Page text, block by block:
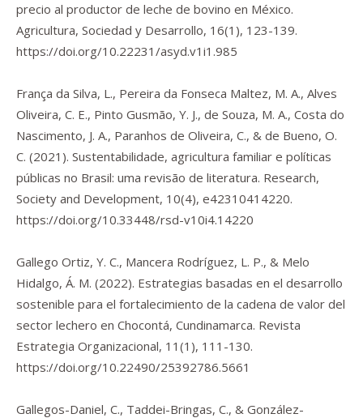
precio al productor de leche de bovino en México.
Agricultura, Sociedad y Desarrollo, 16(1), 123-139.
https://doi.org/10.22231/asyd.v1i1.985
França da Silva, L., Pereira da Fonseca Maltez, M. A., Alves
Oliveira, C. E., Pinto Gusmão, Y. J., de Souza, M. A., Costa do
Nascimento, J. A., Paranhos de Oliveira, C., & de Bueno, O.
C. (2021). Sustentabilidade, agricultura familiar e políticas
públicas no Brasil: uma revisão de literatura. Research,
Society and Development, 10(4), e42310414220.
https://doi.org/10.33448/rsd-v10i4.14220
Gallego Ortiz, Y. C., Mancera Rodríguez, L. P., & Melo
Hidalgo, Á. M. (2022). Estrategias basadas en el desarrollo
sostenible para el fortalecimiento de la cadena de valor del
sector lechero en Chocontá, Cundinamarca. Revista
Estrategia Organizacional, 11 (1), 111-130.
https://doi.org/10.22490/25392786.5661
Gallegos-Daniel, C., Taddei-Bringas, C., & González-